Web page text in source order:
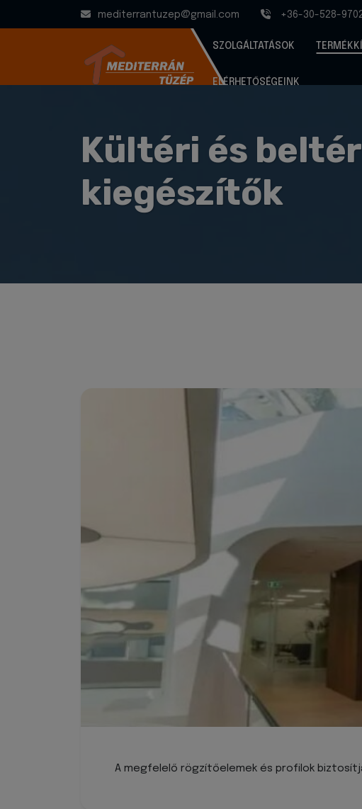
mediterrantuzep@gmail.com +36-30-528-
SZOLGÁLTATÁSOK
ELÉRHETŐSÉGEINK
Kültéri és
kiegészítők
A megfelelő rögzítőelemek és profilok